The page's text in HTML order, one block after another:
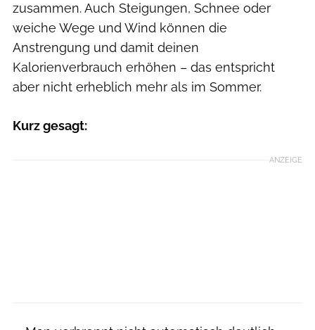
zusammen. Auch Steigungen, Schnee oder
weiche Wege und Wind können die
Anstrengung und damit deinen
Kalorienverbrauch erhöhen – das entspricht
aber nicht erheblich mehr als im Sommer.
Kurz gesagt:
ANZEIGE